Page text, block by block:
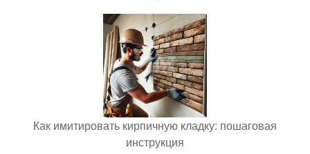
Как имитировать кирпичную кладку: пошаговая
инструкция